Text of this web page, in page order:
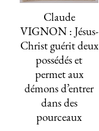
Claude
VIGNON : Jésus-
Christ guérit deux
possédés et
permet aux
démons d’entrer
dans des
pourceaux